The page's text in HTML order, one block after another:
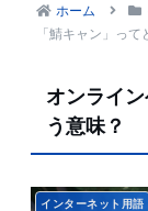
ホーム
「鯖キャン」って
オンライ
う意味？
インターネット用語